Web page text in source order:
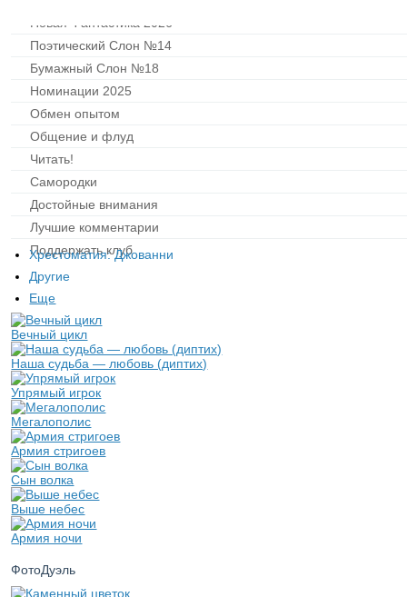
Новая Фантастика 2026
Поэтический Слон №14
Бумажный Слон №18
Номинации 2025
Обмен опытом
Общение и флуд
Читать!
Самородки
Достойные внимания
Лучшие комментарии
Поддержать клуб
Хрестоматия: Джованни
Другие
Еще
Вечный цикл
Наша судьба — любовь (диптих)
Упрямый игрок
Мегалополис
Армия стригоев
Сын волка
Выше небес
Армия ночи
ФотоДуэль